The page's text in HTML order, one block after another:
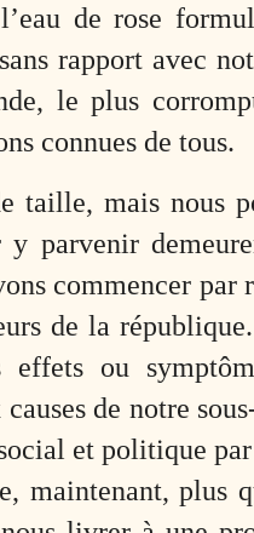
de rose
rapport avec
le plus
connues de tous.
taille, mais nous
y parvenir
commencer par
de la
effets ou
de notre
et politique
maintenant, plus